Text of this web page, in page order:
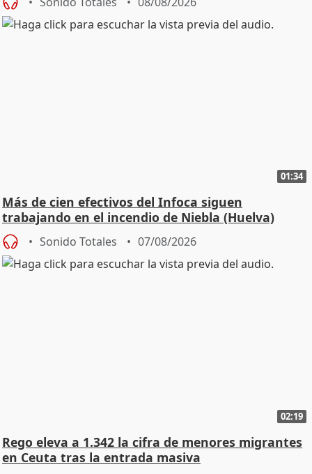
01:34
Más de cien efectivos del Infoca siguen
trabajando en el incendio de Niebla (Huelva)
Sonido Totales 07/08/2026
02:19
Rego eleva a 1.342 la cifra de menores migrantes
en Ceuta tras la entrada masiva